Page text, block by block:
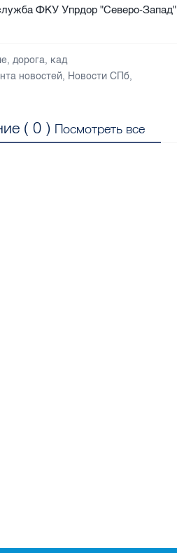
ФКУ Упрдор "Северо-Запад"
,дорога, кад
новостей, Новости СПб,
(0 ) Посмотреть все